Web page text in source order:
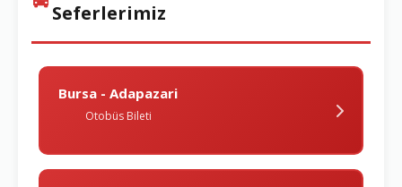
Seferlerimiz
Bursa - Adapazari
Otobüs Bileti